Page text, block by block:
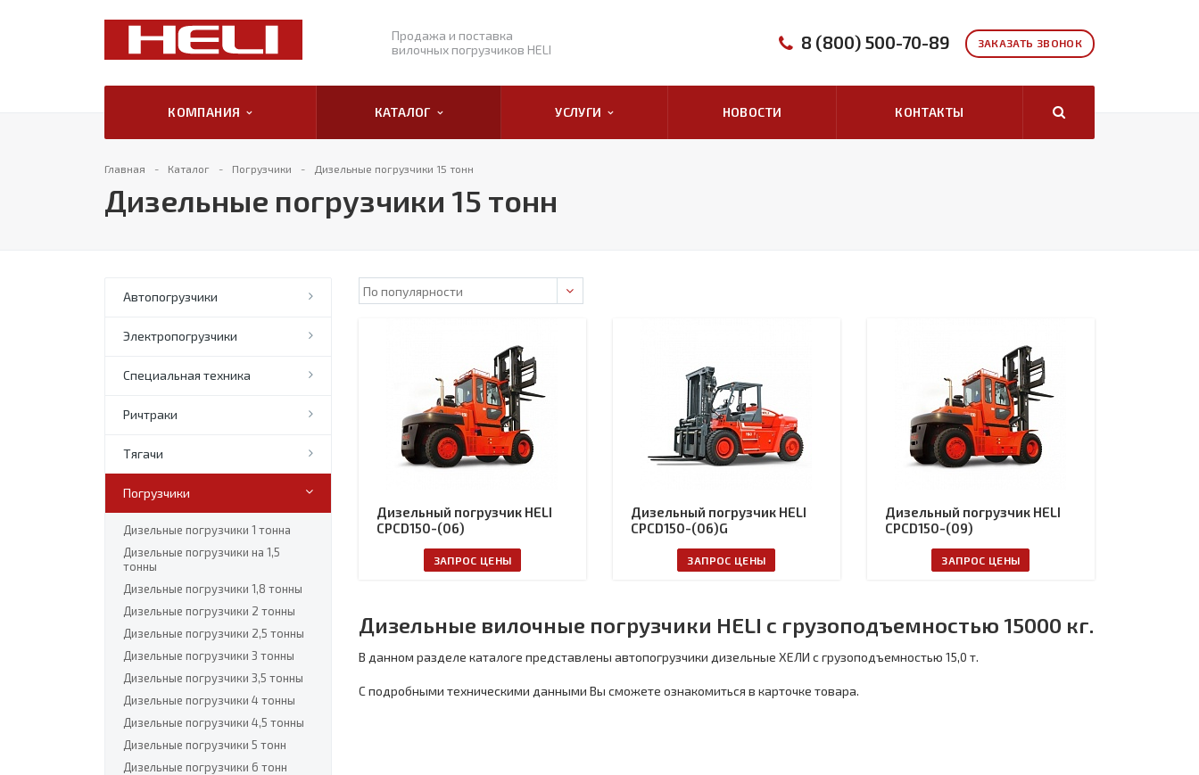
Продажа и поставка
вилочных погрузчиков HELI
ЗАКАЗАТЬ ЗВОНОК
8 (800) 500-70-89
КОМПАНИЯ КАТАЛОГ УСЛУГИ НОВОСТИ КОНТАКТЫ
Главная Каталог Погрузчики Дизельные погрузчики 15 тонн
Дизельные погрузчики 15 тонн
Автопогрузчики
Электропогрузчики
Специальная техника
Ричтраки
Тягачи
Погрузчики
Дизельные погрузчики 1 тонна
Дизельные погрузчики на 1,5
тонны
Дизельные погрузчики 1,8 тонны
Дизельные погрузчики 2 тонны
Дизельные погрузчики 2,5 тонны
Дизельные погрузчики 3 тонны
Дизельные погрузчики 3,5 тонны
Дизельные погрузчики 4 тонны
Дизельные погрузчики 4,5 тонны
Дизельные погрузчики 5 тонн
Дизельные погрузчики 6 тонн
Дизельный погрузчик HELI
CPCD150-(06)
ЗАПРОС ЦЕНЫ
Дизельный погрузчик HELI
CPCD150-(06)G
ЗАПРОС ЦЕНЫ
Дизельный погрузчик HELI
CPCD150-(09)
ЗАПРОС ЦЕНЫ
Дизельные вилочные погрузчики HELI с грузоподъемностью 15000 кг.
В данном разделе каталоге представлены автопогрузчики дизельные ХЕЛИ с грузоподъемностью 15,0 т.
С подробными техническими данными Вы сможете ознакомиться в карточке товара.